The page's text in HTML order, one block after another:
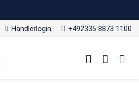
Händlerlogin +492335 8873 1100